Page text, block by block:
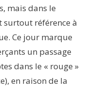
mais dans le
référence à
Ce jour marque
un passage
dans le « rouge »
en raison de la